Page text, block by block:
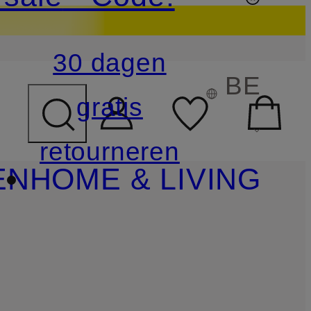
30 dagen
gratis
retourneren
BE
HOME & LIVING